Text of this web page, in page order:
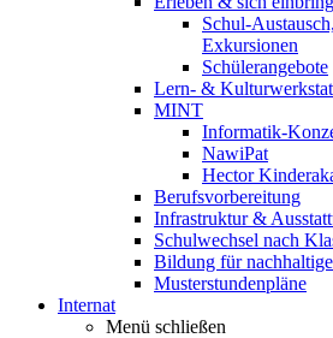
Schul-
Exkursionen
Schülerangebote
Lern- &
MINT
Informatik-
NawiPat
Hector
Berufsvorbereitung
Infrastruktur &
Schulwechsel nach
Bildung für
Musterstundenpläne
Internat
Menü schließen